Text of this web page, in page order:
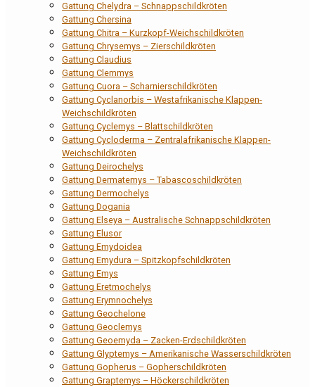
Gattung Chelydra – Schnappschildkröten
Gattung Chersina
Gattung Chitra – Kurzkopf-Weichschildkröten
Gattung Chrysemys – Zierschildkröten
Gattung Claudius
Gattung Clemmys
Gattung Cuora – Scharnierschildkröten
Gattung Cyclanorbis – Westafrikanische Klappen-
Weichschildkröten
Gattung Cyclemys – Blattschildkröten
Gattung Cycloderma – Zentralafrikanische Klappen-
Weichschildkröten
Gattung Deirochelys
Gattung Dermatemys – Tabascoschildkröten
Gattung Dermochelys
Gattung Dogania
Gattung Elseya – Australische Schnappschildkröten
Gattung Elusor
Gattung Emydoidea
Gattung Emydura – Spitzkopfschildkröten
Gattung Emys
Gattung Eretmochelys
Gattung Erymnochelys
Gattung Geochelone
Gattung Geoclemys
Gattung Geoemyda – Zacken-Erdschildkröten
Gattung Glyptemys – Amerikanische Wasserschildkröten
Gattung Gopherus – Gopherschildkröten
Gattung Graptemys – Höckerschildkröten